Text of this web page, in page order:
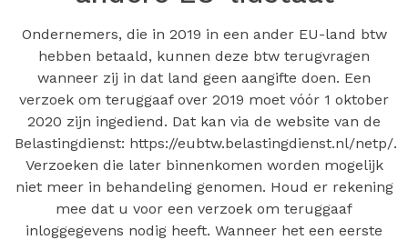
Ondernemers, die in 2019 in een ander EU-land btw
hebben betaald, kunnen deze btw terugvragen
wanneer zij in dat land geen aangifte doen. Een
verzoek om teruggaaf over 2019 moet vóór 1 oktober
2020 zijn ingediend. Dat kan via de website van de
Belastingdienst: https://eubtw.belastingdienst.nl/netp/.
Verzoeken die later binnenkomen worden mogelijk
niet meer in behandeling genomen. Houd er rekening
mee dat u voor een verzoek om teruggaaf
inloggegevens nodig heeft. Wanneer het een eerste